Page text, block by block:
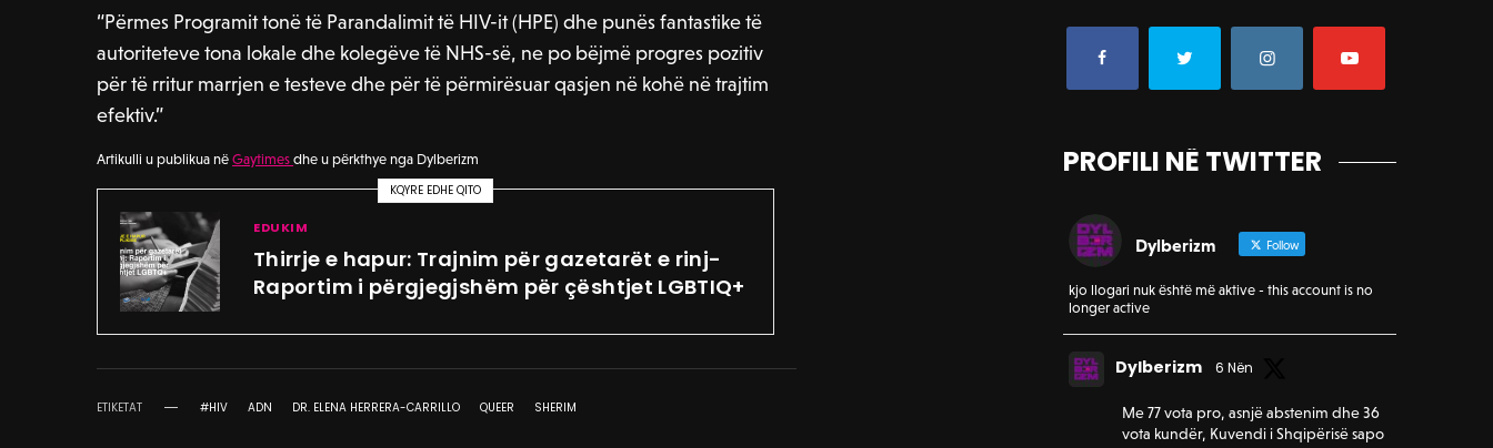
“Përmes Programit tonë të Parandalimit të HIV-it (HPE) dhe punës fantastike të
autoriteteve tona lokale dhe kolegëve të NHS-së, ne po bëjmë progres pozitiv
për të rritur marrjen e testeve dhe për të përmirësuar qasjen në kohë në trajtim
efektiv.”
Artikulli u publikua nëGaytimesdhe u përkthye nga Dylberizm
KQYRE EDHE QITO
EDUKIM
Thirrje e hapur: Trajnim për gazetarët e rinj-
Raportim i përgjegjshëm për çështjet LGBTIQ+
ETIKETAT #HIV ADN DR. ELENA HERRERA-CARRILLO QUEER SHERIM
PROFILI NË TWITTER
Dylberizm Follow
kjo llogari nuk është më aktive - this account is no
longer active
Dylberizm 6 Nën
Me 77 vota pro, asnjë abstenim dhe 36
vota kundër, Kuvendi i Shqipërisë sapo